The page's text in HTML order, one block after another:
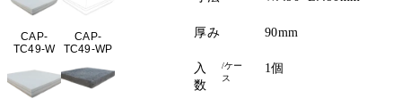
CAP-
TC49-W
CAP-
TC49-WP
厚み
入
数
/ケー
ス
90mm
1個